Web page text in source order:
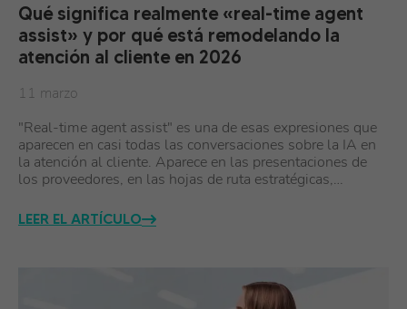
Qué significa realmente «real-time agent
assist» y por qué está remodelando la
atención al cliente en 2026
11 marzo
"Real-time agent assist" es una de esas expresiones que
aparecen en casi todas las conversaciones sobre la IA en
la atención al cliente. Aparece en las presentaciones de
los proveedores, en las hojas de ruta estratégicas,…
LEER EL ARTÍCULO